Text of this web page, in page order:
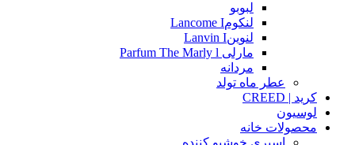
لبوبو
لنکومLancome I
لنوینLanvin I
مارلی Parfum The Marly l
مردانه
عطر ماه تولد
کرید | CREED
لوسیون
محصولات خانه
اسپری خوشبو کننده